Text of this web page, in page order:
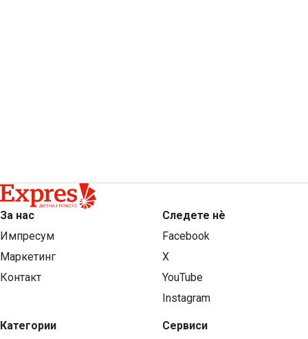
За нас
Импресум
Маркетинг
Контакт
Категории
Следете нѐ
Facebook
X
YouTube
Instagram
Сервиси